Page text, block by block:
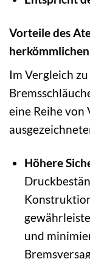
Vorteile des
Im Vergleich
eine Reihe von
Höhere
und